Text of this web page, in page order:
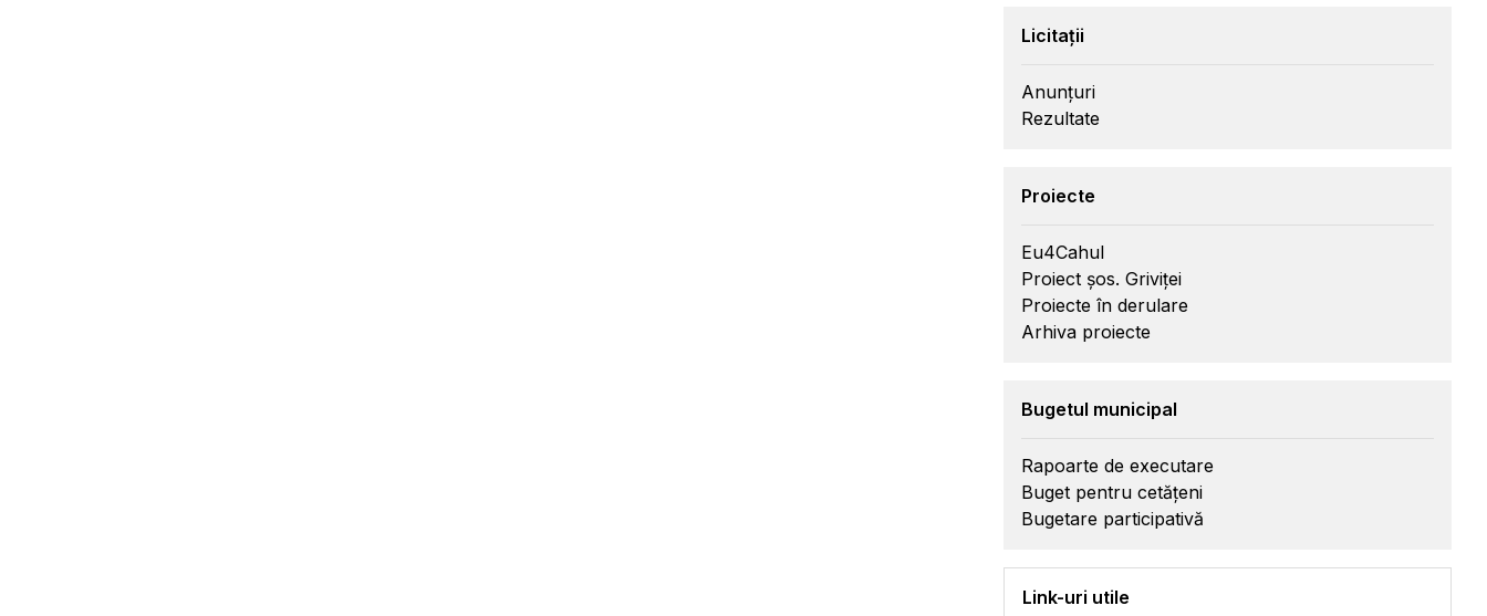
Licitații
Anunțuri
Rezultate
Proiecte
Eu4Cahul
Proiect șos. Griviței
Proiecte în derulare
Arhiva proiecte
Bugetul municipal
Rapoarte de executare
Buget pentru cetățeni
Bugetare participativă
Link-uri utile